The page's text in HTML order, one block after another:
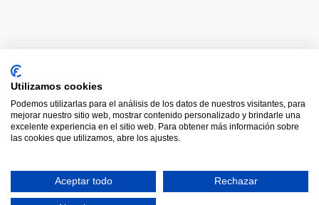
0
Utilizamos cookies
Podemos utilizarlas para el análisis de los datos de nuestros visitantes, para
mejorar nuestro sitio web, mostrar contenido personalizado y brindarle una
excelente experiencia en el sitio web. Para obtener más información sobre
las cookies que utilizamos, abre los ajustes.
Aceptar todo Rechazar